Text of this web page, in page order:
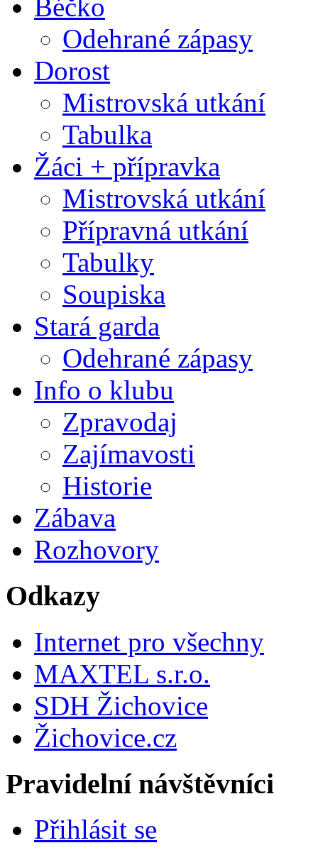
Béčko
Odehrané zápasy
Dorost
Mistrovská utkání
Tabulka
Žáci + přípravka
Mistrovská utkání
Přípravná utkání
Tabulky
Soupiska
Stará garda
Odehrané zápasy
Info o klubu
Zpravodaj
Zajímavosti
Historie
Zábava
Rozhovory
Odkazy
Internet pro všechny
MAXTEL s.r.o.
SDH Žichovice
Žichovice.cz
Pravidelní návštěvníci
Přihlásit se